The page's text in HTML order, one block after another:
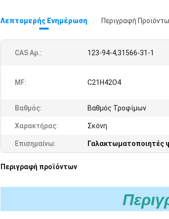
Λεπτομερής Ενημέρωση Περιγραφή
CAS Αρ.: 123-94-4,31566-31-1
MF: C21H42O4
Βαθμός: Βαθμός Τροφίμων
Χαρακτήρας: Σκόνη
Επισημαίνω: Γαλακτωματοποιητές
Περιγραφή προϊόντων